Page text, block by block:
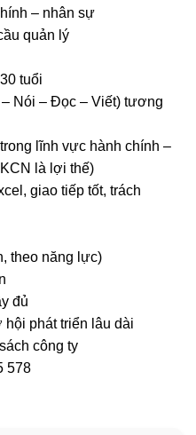
– nhân sự
quản lý
tuổi
Nói – Đọc – Viết) tương
lĩnh vực hành chính –
là lợi thế)
giao tiếp tốt, trách
theo năng lực)
đủ
phát triển lâu dài
công ty
578